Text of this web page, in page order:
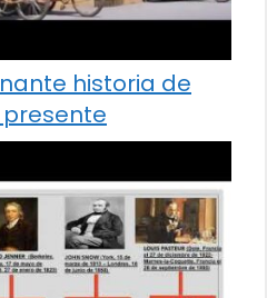
historia de